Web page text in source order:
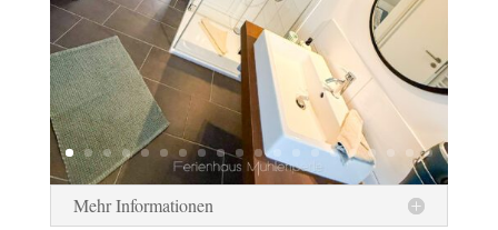
Mehr Informationen